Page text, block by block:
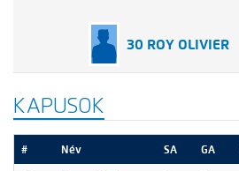
30 ROY OLIVIER
KAPUSOK
# Név SA GA